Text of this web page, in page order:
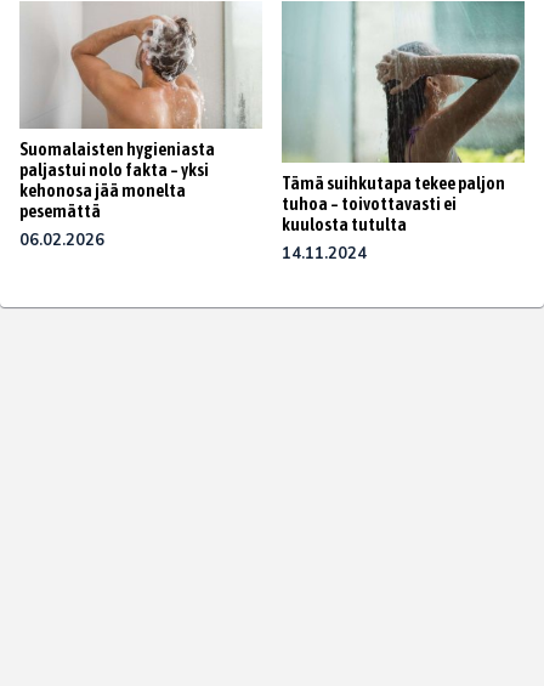
Suomalaisten hygieniasta
paljastui nolo fakta – yksi
kehonosa jää monelta
pesemättä
06.02.2026
Tämä suihkutapa tekee paljon
tuhoa – toivottavasti ei
kuulosta tutulta
14.11.2024